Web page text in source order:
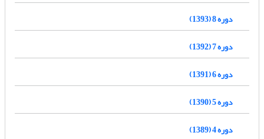
دوره 8 (1393)
دوره 7 (1392)
دوره 6 (1391)
دوره 5 (1390)
دوره 4 (1389)